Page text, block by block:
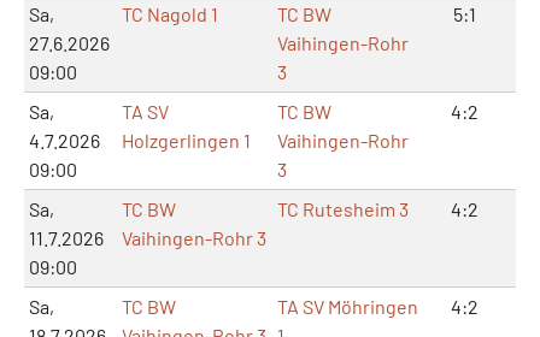
Sa,
27.6.2026
09:00
TC Nagold 1
TC BW
Vaihingen-Rohr
3
5:1
Sa,
4.7.2026
09:00
TA SV
Holzgerlingen 1
TC BW
Vaihingen-Rohr
3
4:2
Sa,
11.7.2026
09:00
TC BW
Vaihingen-Rohr 3
TC Rutesheim 3 4:2
Sa,
TC BW
TA SV Möhringen
4:2